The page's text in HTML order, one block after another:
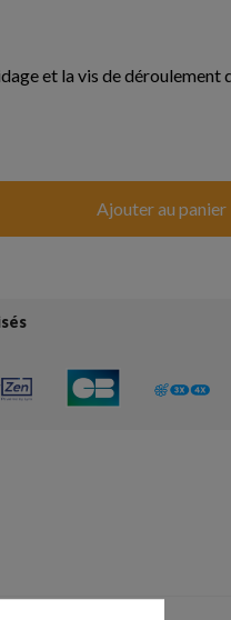
et la vis de déroulement
Ajouter au panier